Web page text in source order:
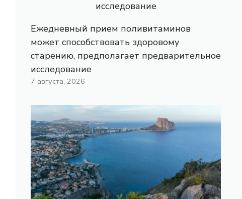
Ежедневный прием поливитаминов
может способствовать здоровому
старению, предполагает предварительное
исследование
7 августа, 2026